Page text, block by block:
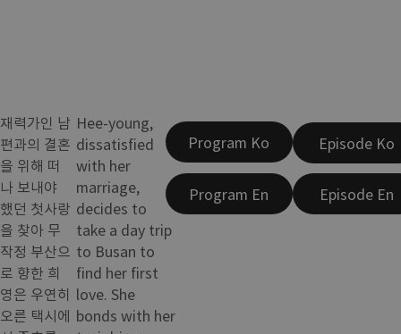
재력가인 남
편과의 결혼
을 위해 떠
나 보내야
했던 첫사랑
을 찾아 무
작정 부산으
로 향한 희
영은 우연히
오른 택시에
Hee-young,
dissatisfied
with her
marriage,
decides to
take a day trip
to Busan to
find her first
love. She
bonds with her
Program Ko
Program En
Episode Ko
Episode En